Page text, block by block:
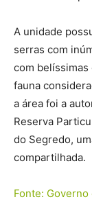
A unidade
serras com
com belíssimas
fauna
a área foi a
Reserva
do Segredo,
compartilhada.
Fonte: